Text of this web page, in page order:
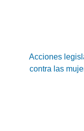
Acciones
contra las